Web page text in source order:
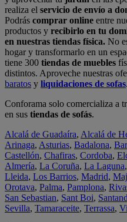
realiza el servicio de envío a
Podrás comprar online entre
productos y recibirlo en tu
en nuestras tiendas física. No
hogar y transformarlo en un
tiene 300 tiendas de muebles
distintos. Aproveche nuestras
baratos y liquidaciones de sofas.
Conforama solo comercializa a
en sus tiendas de sofás.
Alcalá de Guadaíra, Alcalá de
Arinaga, Asturias, Badalona,
Castellón, Chafiras, Cordoba,
Almería, La Coruña, La Laguna,
Lleida, Los Barrios, Madrid,
Orotava, Palma, Pamplona,
San Sebastian, Sant Boi,
Sevilla, Tamaraceite, Terrassa,